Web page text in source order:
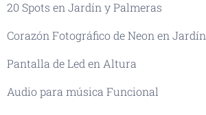
20 Spots en Jardín y Palmeras
Corazón Fotográfico de Neon en Jardín
Pantalla de Led en Altura
Audio para música Funcional